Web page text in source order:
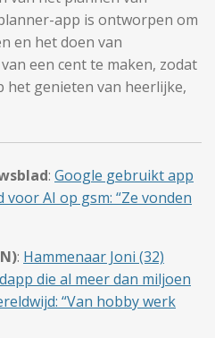
app is ontworpen om
en het doen van
een cent te maken, zodat
het genieten van heerlijke,
: Google gebruikt app
voor AI op gsm: “Ze vonden
: Hammenaar Joni (32)
die al meer dan miljoen
“Van hobby werk